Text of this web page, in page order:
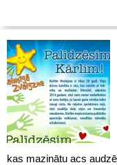
kas mazinātu acs